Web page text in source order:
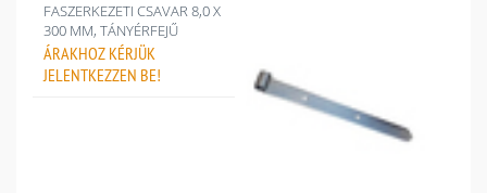
FASZERKEZETI CSAVAR 8,0 X
300 MM, TÁNYÉRFEJŰ
ÁRAKHOZ KÉRJÜK
JELENTKEZZEN BE!